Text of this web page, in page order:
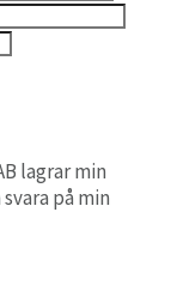
lagrar min
på min